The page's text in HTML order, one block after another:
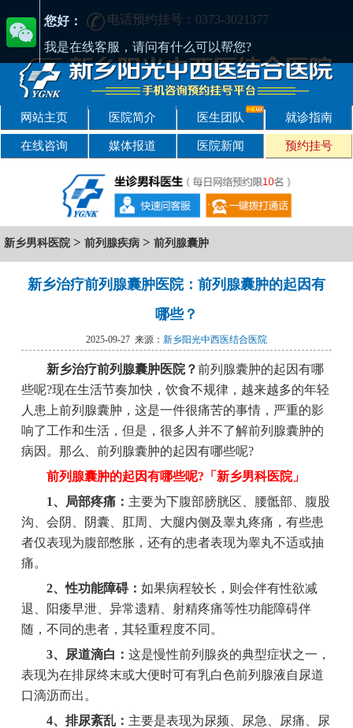
电话预约挂号：0373-3021377
[正规] 新乡阳光男科医院-精于男科-专注男性健康
网站主页 医院简介 医生团队 就诊指南
在线咨询 媒体报道 医院新闻 预约挂号
新乡男科医院 > 前列腺疾病 > 前列腺囊肿
新乡治疗前列腺囊肿医院：前列腺囊肿的起因有
哪些？
2025-09-27 来源： 新乡阳光中西医结合医院
新乡治疗前列腺囊肿医院？前列腺囊肿的起因有哪
些呢?现在生活节奏加快，饮食不规律，越来越多的年轻
人患上前列腺囊肿，这是一件很痛苦的事情，严重的影
响了工作和生活，但是，很多人并不了解前列腺囊肿的
病因。那么、前列腺囊肿的起因有哪些呢?
前列腺囊肿的起因有哪些呢?「新乡男科医院」
1、局部疼痛： 主要为下腹部膀胱区、腰骶部、腹股
沟、会阴、阴囊、肛周、大腿内侧及睾丸疼痛，有些患
者仅表现为腹部憋胀，还有的患者表现为睾丸不适或抽
痛。
2、性功能障碍： 如果病程较长，则会伴有性欲减
退、阳痿早泄、异常遗精、射精疼痛等性功能障碍伴
随，不同的患者，其轻重程度不同。
3、尿道滴白： 这是慢性前列腺炎的典型症状之一，
表现为在排尿终末或大便时可有乳白色前列腺液自尿道
口滴沥而出。
4、排尿紊乱： 主要是表现为尿频、尿急、尿痛、尿
您好：
我是在线客服，请问有什么可以帮您?